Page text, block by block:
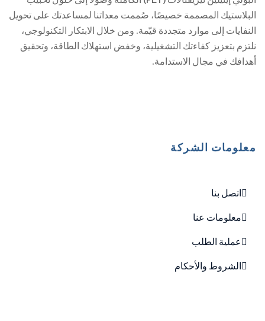
البلاستيك المصممة خصيصًا، صُممت معداتنا لمساعدتك على تحويل
النفايات إلى موارد متجددة قيّمة. ومن خلال الابتكار التكنولوجي،
نلتزم بتعزيز كفاءتك التشغيلية، وخفض استهلاك الطاقة، وتحقيق
أهدافك في مجال الاستدامة.
معلومات الشركة
اتصل بنا
معلومات عنا
عملية الطلب
الشروط والأحكام